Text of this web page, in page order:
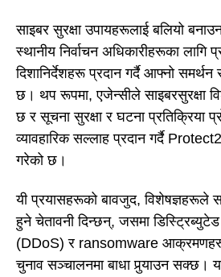
साइबर सुरक्षा उपायहरूलाई बलियो
स्थानीय निर्वाचन अधिकारीहरूका लागि
दिशानिर्देशहरू प्रदान गर्दै आफ्नो
छ। थप रूपमा, एजेन्सीले साइबरसुरक्षा
छ र सूचना सुरक्षा र घटना प्रतिक्रिया
व्यावहारिक सल्लाह प्रदान गर्दै
गरेको छ।
यी प्रयासहरूको बावजुद, विशेषज्ञहरूले
हुने चेतावनी दिन्छन्, जसमा
(DDoS) र ransomware
चुनाव सञ्चालनमा बाधा पुर्‍याउन सक्छ।